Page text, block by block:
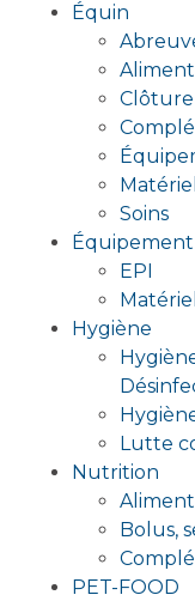
Équin
Clôture
Soins
EPI
Hygiène
Lutte
Nutrition
Aliment
Bolus,
PET-FOOD